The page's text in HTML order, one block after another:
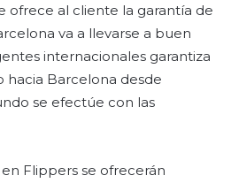
ofrece al cliente la garantía de
va a llevarse a buen
internacionales garantiza
hacia Barcelona desde
se efectúe con las
Flippers se ofrecerán